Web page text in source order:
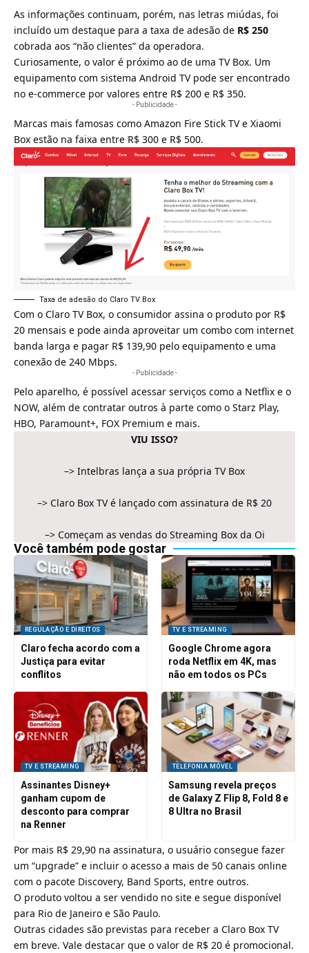
As informações continuam, porém, nas letras miúdas, foi
incluído um destaque para a taxa de adesão de R$ 250
cobrada aos “não clientes” da operadora.
Curiosamente, o valor é próximo ao de uma TV Box. Um
equipamento com sistema Android TV pode ser encontrado
no e-commerce por valores entre R$ 200 e R$ 350.
- Publicidade -
Marcas mais famosas como Amazon Fire Stick TV e Xiaomi
Box estão na faixa entre R$ 300 e R$ 500.
Taxa de adesão do Claro TV Box
Com o Claro TV Box, o consumidor assina o produto por R$
20 mensais e pode ainda aproveitar um combo com internet
banda larga e pagar R$ 139,90 pelo equipamento e uma
conexão de 240 Mbps.
- Publicidade -
Pelo aparelho, é possível acessar serviços como a Netflix e o
NOW, além de contratar outros à parte como o Starz Play,
HBO, Paramount+, FOX Premium e mais.
VIU ISSO?
–> Intelbras lança a sua própria TV Box
–> Claro Box TV é lançado com assinatura de R$ 20
–> Começam as vendas do Streaming Box da Oi
Você também pode gostar
REGULAÇÃO E DIREITOS
Claro fecha acordo com a
Justiça para evitar
conflitos
TV E STREAMING
Google Chrome agora
roda Netflix em 4K, mas
não em todos os PCs
TV E STREAMING
Assinantes Disney+
ganham cupom de
desconto para comprar
na Renner
TELEFONIA MÓVEL
Samsung revela preços
de Galaxy Z Flip 8, Fold 8 e
8 Ultra no Brasil
Por mais R$ 29,90 na assinatura, o usuário consegue fazer
um “upgrade” e incluir o acesso a mais de 50 canais online
com o pacote Discovery, Band Sports, entre outros.
O produto voltou a ser vendido no site e segue disponível
para Rio de Janeiro e São Paulo.
Outras cidades são previstas para receber a Claro Box TV
em breve. Vale destacar que o valor de R$ 20 é promocional.